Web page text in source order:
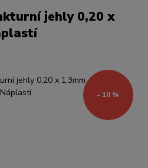
jehly 0,20 x
- 10 %